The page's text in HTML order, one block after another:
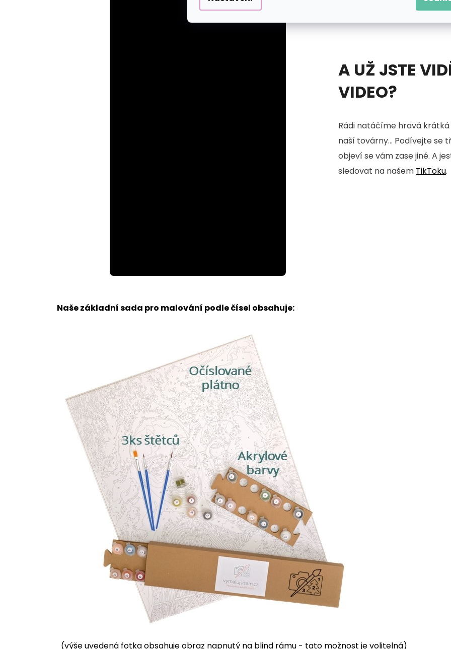
79.61%
A UŽ JSTE
VIDEO?
Rádi natáčíme hravá krátká
naší továrny... Podívejte se
objeví se vám zase jiné. A
sledovat na našem TikToku.
Naše základní sada pro malování podle čísel obsahuje:
(výše uvedená fotka obsahuje obraz napnutý na blind rámu - tato možnost je volitelná)